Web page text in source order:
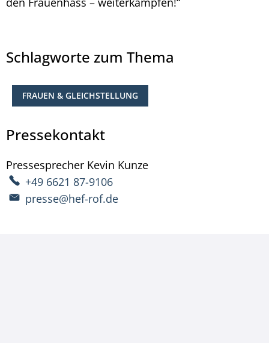
Schlagworte zum Thema
FRAUEN & GLEICHSTELLUNG
Pressekontakt
Pressesprecher Kevin Kunze
+49 6621 87-9106
presse@hef-rof.de